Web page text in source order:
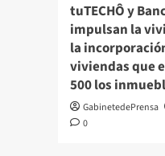
tuTECHÔ y
impulsan la
la
viviendas que
500 los
GabinetedePrensa
0